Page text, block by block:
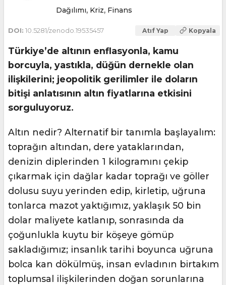
Dağılımı, Kriz, Finans
DOI: 10.5281/zenodo.19535457 Atıf Yap Kopyala
Türkiye’de altının enflasyonla, kamu
borcuyla, yastıkla, düğün dernekle olan
ilişkilerini; jeopolitik gerilimler ile doların
bitişi anlatısının altın fiyatlarına etkisini
sorguluyoruz.
Altın nedir? Alternatif bir tanımla başlayalım:
toprağın altından, dere yataklarından,
denizin diplerinden 1 kilogramını çekip
çıkarmak için dağlar kadar toprağı ve göller
dolusu suyu yerinden edip, kirletip, uğruna
tonlarca mazot yaktığımız, yaklaşık 50 bin
dolar maliyete katlanıp, sonrasında da
çoğunlukla kuytu bir köşeye gömüp
sakladığımız; insanlık tarihi boyunca uğruna
bolca kan dökülmüş, insan evladının birtakım
toplumsal ilişkilerinden doğan sorunlarına